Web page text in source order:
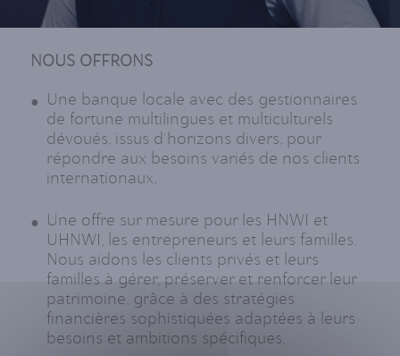
NOUS OFFRONS
Une banque locale avec des gestionnaires
de fortune multilingues et multiculturels
dévoués, issus d'horizons divers, pour
répondre aux besoins variés de nos clients
internationaux,
Une offre sur mesure pour les HNWI et
UHNWI, les entrepreneurs et leurs familles.
Nous aidons les clients privés et leurs
familles à gérer, préserver et renforcer leur
patrimoine, grâce à des stratégies
financières sophistiquées adaptées à leurs
besoins et ambitions spécifiques,